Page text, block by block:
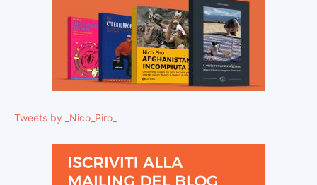
Tweets by _Nico_Piro_